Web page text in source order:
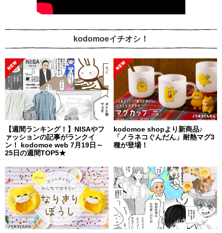
kodomoeイチオシ！
【週間ランキング！】NISAやフ
ァッションの記事がランクイ
ン！ kodomoe web 7月19日～
25日の週間TOP5★
kodomoe shopより新商品♪
「ノラネコぐんだん」耐熱マグ3
種が登場！